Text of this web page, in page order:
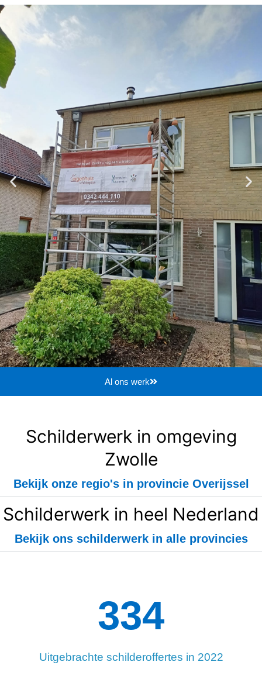
Al ons werk
Schilderwerk in omgeving
Zwolle
Bekijk onze regio's in provincie Overijssel
Schilderwerk in heel Nederland
Bekijk ons schilderwerk in alle provincies
Uitgebrachte schilderoffertes in 2022
334